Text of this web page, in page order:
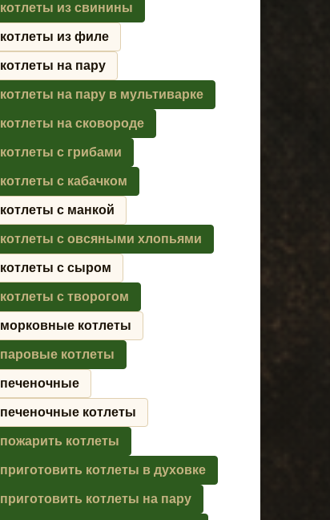
котлеты из свинины
котлеты из филе
котлеты на пару
котлеты на пару в мультиварке
котлеты на сковороде
котлеты с грибами
котлеты с кабачком
котлеты с манкой
котлеты с овсяными хлопьями
котлеты с сыром
котлеты с творогом
морковные котлеты
паровые котлеты
печеночные
печеночные котлеты
пожарить котлеты
приготовить котлеты в духовке
приготовить котлеты на пару